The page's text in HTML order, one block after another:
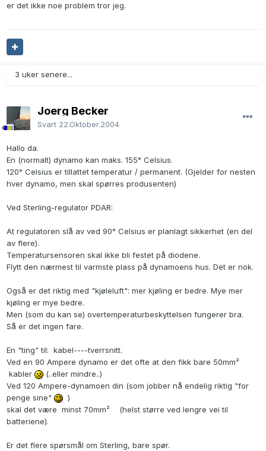
er det ikke noe problem tror jeg.
3 uker senere...
Joerg Becker
Svart 22.Oktober.2004
Hallo da.
En (normalt) dynamo kan maks. 155° Celsius.
120° Celsius er tillattet temperatur / permanent. (Gjelder for nesten
hver dynamo, men skal spørres produsenten)
Ved Sterling-regulator PDAR:
At regulatoren slå av ved 90° Celsius er planlagt sikkerhet (en del
av flere).
Temperatursensoren skal ikke bli festet på diodene.
Flytt den nærmest til varmste plass på dynamoens hus. Det er nok.
Også er det riktig med "kjøleluft": mer kjøling er bedre. Mye mer
kjøling er mye bedre.
Men (som du kan se) overtemperaturbeskyttelsen fungerer bra.
Så er det ingen fare.
En "ting" til: kabel----tverrsnitt.
Ved en 90 Ampere dynamo er det ofte at den fikk bare 50mm²
kabler
(..eller mindre..)
Ved 120 Ampere-dynamoen din (som jobber nå endelig riktig "for
penge sine"
)
skal det være minst 70mm² (helst større ved lengre vei til
batteriene).
Er det flere spørsmål om Sterling, bare spør.